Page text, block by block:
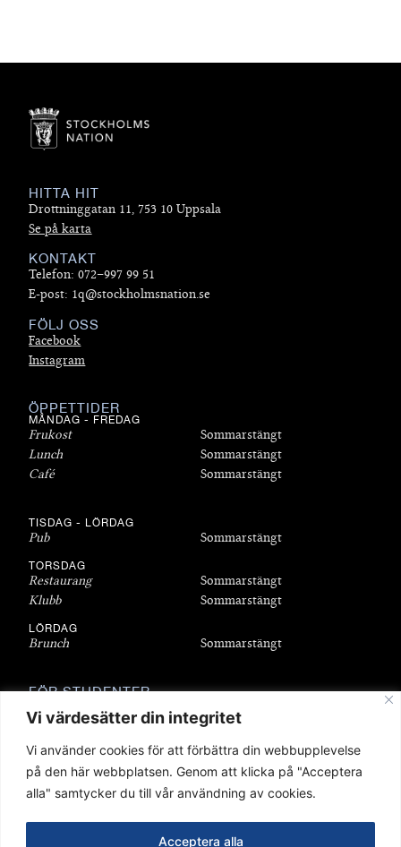
Vi värdesätter din integritet
Vi använder cookies för att förbättra din webbupplevelse
på den här webbplatsen. Genom att klicka på "Acceptera
alla" samtycker du till vår användning av cookies.
Acceptera alla
HITTA HIT
Drottninggatan 11, 753 10 Uppsala
Se på karta
KONTAKT
Telefon: 072–997 99 51
E-post: 1q@stockholmsnation.se
FÖLJ OSS
Facebook
Instagram
ÖPPETTIDER
MÅNDAG - FREDAG
Frukost
Lunch
Café
Sommarstängt
Sommarstängt
Sommarstängt
TISDAG - LÖRDAG
Pub Sommarstängt
TORSDAG
Restaurang
Klubb
Sommarstängt
Sommarstängt
LÖRDAG
Brunch Sommarstängt
FÖR STUDENTER
Föreningar
Sittningar
Stipendier
Q-shop